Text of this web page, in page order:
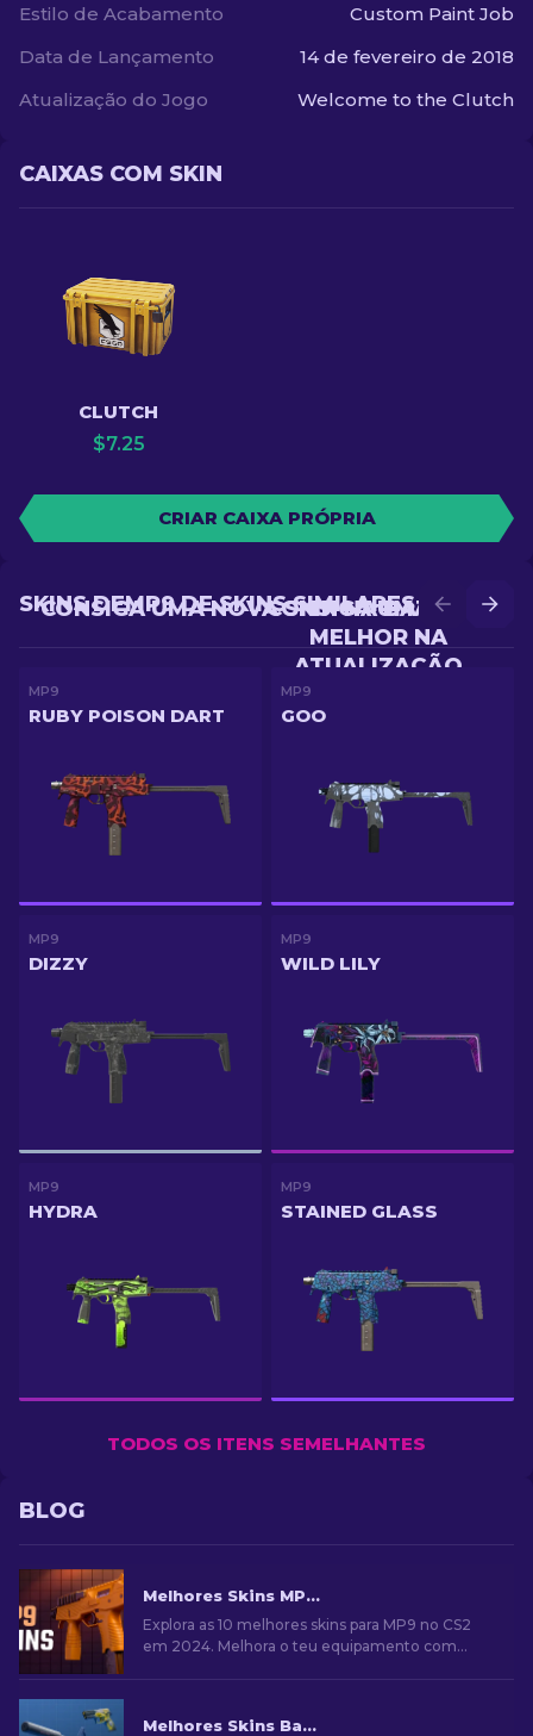
Estilo de Acabamento
Custom Paint Job
Data de Lançamento
14 de fevereiro de 2018
Atualização do Jogo
Welcome to the Clutch
CAIXAS COM SKIN
CLUTCH
$7.25
CRIAR CAIXA PRÓPRIA
CONSIGA UMA SKIN
MELHOR NA
ATUALIZAÇÃO
CONSIGA UMA NOVA SKIN NA BATALHA
SKINS DEMP9 DE SKINS SIMILARES
MP9
RUBY POISON DART
MP9
GOO
MP9
DIZZY
MP9
WILD LILY
MP9
HYDRA
MP9
STAINED GLASS
TODOS OS ITENS SEMELHANTES
BLOG
Melhores Skins MP9 no CS2 [2026]
Explora as 10 melhores skins para MP9 no CS2
em 2024. Melhora o teu equipamento com
Melhores Skins Baratas no CS2 [2026]